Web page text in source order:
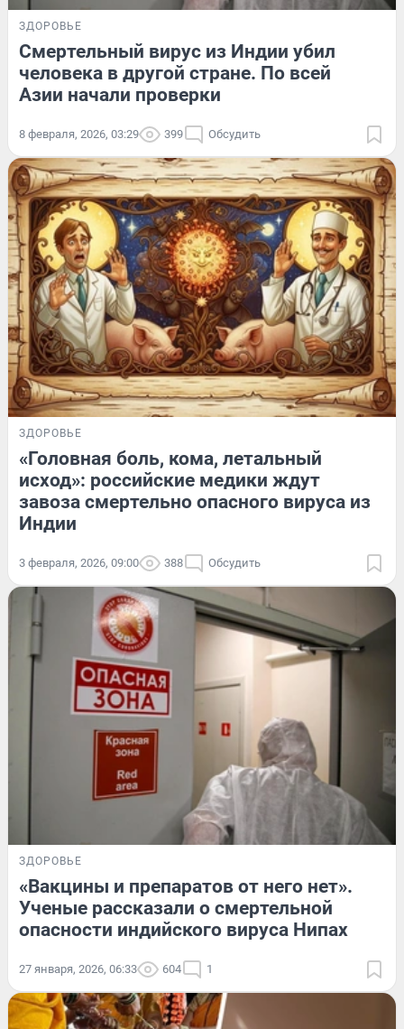
ЗДОРОВЬЕ
Смертельный вирус из Индии убил
человека в другой стране. По всей
Азии начали проверки
8 февраля, 2026, 03:29 399 Обсудить
ЗДОРОВЬЕ
«Головная боль, кома, летальный
исход»: российские медики ждут
завоза смертельно опасного вируса из
Индии
3 февраля, 2026, 09:00 388 Обсудить
ЗДОРОВЬЕ
«Вакцины и препаратов от него нет».
Ученые рассказали о смертельной
опасности индийского вируса Нипах
27 января, 2026, 06:33 604 1